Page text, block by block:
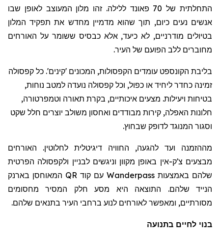
התחלתית של 70 פאונד ללילה. זהו מלון המעוצב לאופן שבו
אנשים נעים כיום, תוך שהוא מדמיין מחדש את תפקיד המלון
בטיולים מודרניים, לא כיעד, אלא כבסיס ששומר על האורחים
מחוברים ללב הפועם של העיר.
בליבת הקונספט עומדים הקפסולות, המכונים 'קינים'. כל קפסולה
זמינה כחדר ליחיד או כפול, וכל קפסולה נועדה למטב נוחות,
בטיחות ויעילות. מצעים איכותיים, בקרת תאורה וטמפרטורה,
חלונות האפלה, קירות מבודדים ואחסון משולב יוצרים חלל שקט
וסגור המנוגד לדופק שבחוץ.
מההזמנה ועד להגעה, החוויה דיגיטלית לחלוטין. האורחים
מבצעים צ'ק-אין באופן מקוון וניגשים לבניין ולקפסולה הפרטית
שלהם באמצעות Wanderpass עם קוד QR המאוחסן בארנק
הנייד שלהם. התוצאה היא מסע חלק המסיר מחסומים
מסורתיים, ומאפשר לאורחים לנוע ברחבי העיר בתנאים שלהם.
בנוי לחיים בתנועה